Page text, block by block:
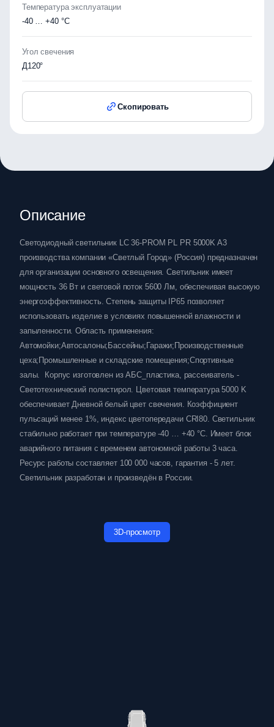
Температура эксплуатации
-40 … +40 °C
Угол свечения
Д120°
Скопировать
Описание
Светодиодный светильник LC 36-PROM PL PR 5000K A3
производства компании «Светлый Город» (Россия) предназначен
для организации основного освещения. Светильник имеет
мощность 36 Вт и световой поток 5600 Лм, обеспечивая высокую
энергоэффективность. Степень защиты IP65 позволяет
использовать изделие в условиях повышенной влажности и
запыленности. Область применения:
Автомойки;Автосалоны;Бассейны;Гаражи;Производственные
цеха;Промышленные и складские помещения;Спортивные
залы. Корпус изготовлен из АБС_пластика, рассеиватель -
Светотехнический полистирол. Цветовая температура 5000 K
обеспечивает Дневной белый цвет свечения. Коэффициент
пульсаций менее 1%, индекс цветопередачи CRI80. Светильник
стабильно работает при температуре -40 … +40 °C. Имеет блок
аварийного питания с временем автономной работы 3 часа.
Ресурс работы составляет 100 000 часов, гарантия - 5 лет.
Светильник разработан и произведён в России.
3D-просмотр